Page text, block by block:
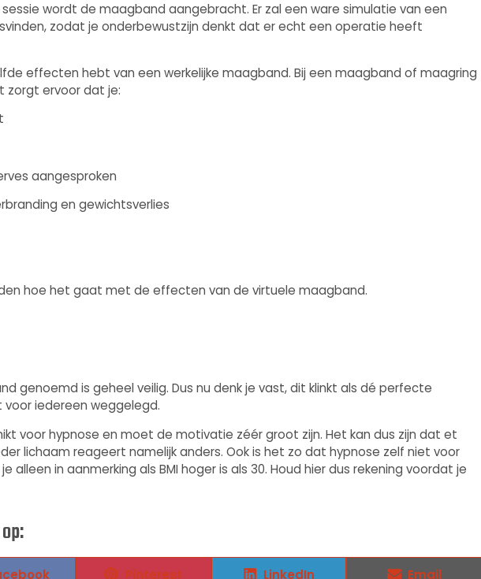
sessie wordt de maagband aangebracht. Er zal een ware simulatie van een
zodat je onderbewustzijn denkt dat er echt een operatie heeft
effecten hebt van een werkelijke maagband. Bij een maagband of maagring
zorgt ervoor dat je:
aangesproken
en gewichtsverlies
hoe het gaat met de effecten van de virtuele maagband.
genoemd is geheel veilig. Dus nu denk je vast, dit klinkt als dé perfecte
iedereen weggelegd.
voor hypnose en moet de motivatie zéér groot zijn. Het kan dus zijn dat et
lichaam reageert namelijk anders. Ook is het zo dat hypnose zelf niet voor
alleen in aanmerking als BMI hoger is als 30. Houd hier dus rekening voordat je
Pinterest LinkedIn Email